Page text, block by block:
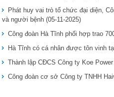
Phát huy vai trò tổ chức đại diện,
và người bệnh (05-11-2025)
Công đoàn Hà Tĩnh phối hợp trao
Hà Tĩnh có cá nhân được tôn vinh
Thành lập CĐCS Công ty Koe
Công đoàn cơ sở Công ty TNHH